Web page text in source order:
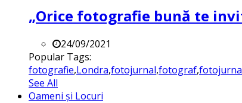
„Orice fotografie bună te
24/09/2021
Popular Tags:
fotografie,Londra,fotojurnal,fotograf,
See All
Oameni și Locuri